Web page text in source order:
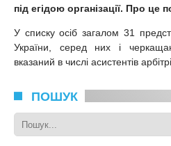
під егідою організації. Про це
У списку осіб загалом 31
України, серед них і
вказаний в числі асистентів
ПОШУК